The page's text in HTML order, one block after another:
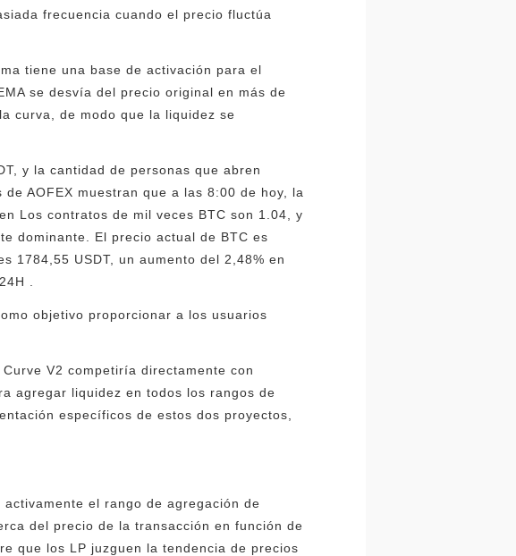
frecuencia cuando el precio fluctúa
tiene una base de activación para el
se desvía del precio original en más de
curva, de modo que la liquidez se
y la cantidad de personas que abren
AOFEX muestran que a las 8:00 de hoy, la
Los contratos de mil veces BTC son 1.04, y
dominante. El precio actual de BTC es
1784,55 USDT, un aumento del 2,48% en
.
objetivo proporcionar a los usuarios
V2 competiría directamente con
agregar liquidez en todos los rangos de
específicos de estos dos proyectos,
el rango de agregación de
del precio de la transacción en función de
que los LP juzguen la tendencia de precios